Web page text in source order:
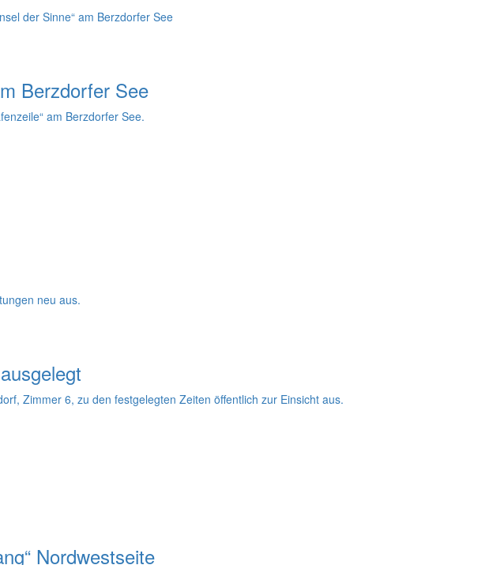
der Sinne“ am Berzdorfer See
Berzdorfer See
am Berzdorfer See.
neu aus.
Zimmer 6, zu den festgelegten Zeiten öffentlich zur Einsicht aus.
Nordwestseite